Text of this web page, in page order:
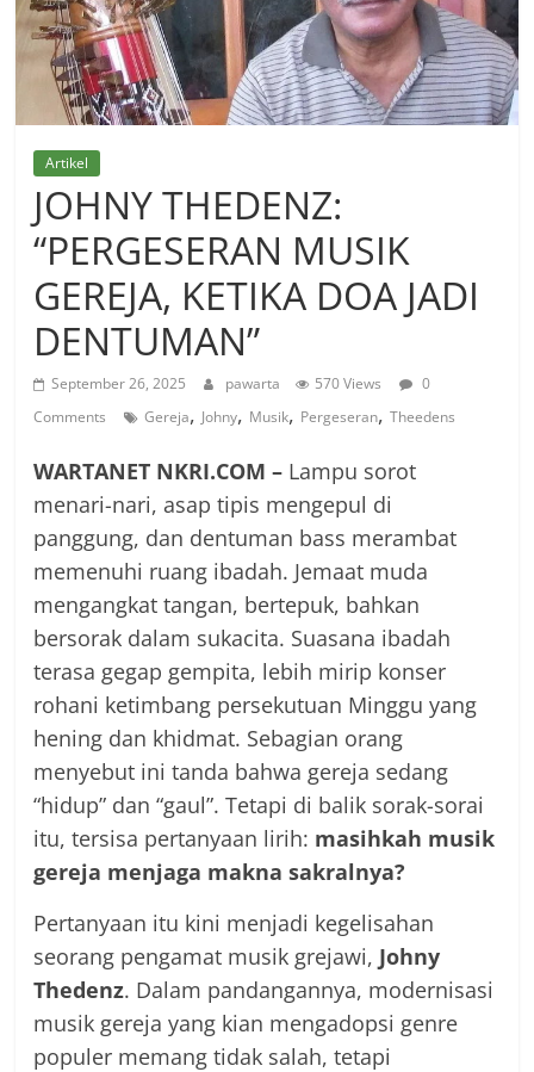
Artikel
JOHNY THEDENZ:
“PERGESERAN MUSIK
GEREJA, KETIKA DOA JADI
DENTUMAN”
September 26, 2025 pawarta 570 Views
0
Comments
Gereja, Johny, Musik, Pergeseran,Theedens
WARTANET NKRI.COM – Lampu sorot
menari-nari, asap tipis mengepul di
panggung, dan dentuman bass merambat
memenuhi ruang ibadah. Jemaat muda
mengangkat tangan, bertepuk, bahkan
bersorak dalam sukacita. Suasana ibadah
terasa gegap gempita, lebih mirip konser
rohani ketimbang persekutuan Minggu yang
hening dan khidmat. Sebagian orang
menyebut ini tanda bahwa gereja sedang
“hidup” dan “gaul”. Tetapi di balik sorak-sorai
itu, tersisa pertanyaan lirih: masihkah musik
gereja menjaga makna sakralnya?
Pertanyaan itu kini menjadi kegelisahan
seorang pengamat musik grejawi, Johny
Thedenz. Dalam pandangannya, modernisasi
musik gereja yang kian mengadopsi genre
populer memang tidak salah, tetapi